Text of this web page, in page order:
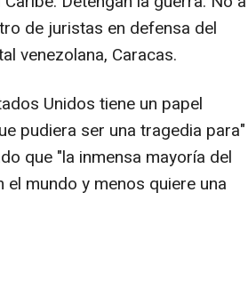
de juristas en defensa del
venezolana, Caracas.
Unidos tiene un papel
pudiera ser una tragedia para"
que "la inmensa mayoría del
mundo y menos quiere una